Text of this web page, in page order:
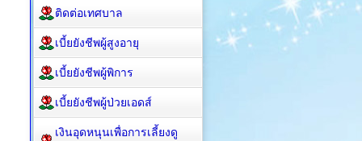
ติดต่อเทศบาล
เบี้ยยังชีพผู้สูงอายุ
เบี้ยยังชีพผู้พิการ
เบี้ยยังชีพผู้ป่วยเอดส์
เงินอุดหนุนเพื่อการเลี้ยงดู